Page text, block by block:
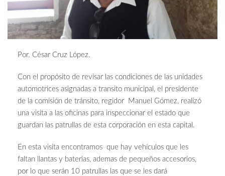
Por. César Cruz López.
Con el propósito de revisar las condiciones de las unidades
automotrices asignadas a transito municipal, el presidente
de la comisión de tránsito, regidor Manuel Gómez, realizó
una visita a las oficinas para inspeccionar el estado que
guardan las patrullas de esta corporación en esta capital.
En esta visita encontramos que hay vehículos que les
faltan llantas y baterias, ademas de pequeños accesorios,
por lo que serán 10 patrullas las que se les dará